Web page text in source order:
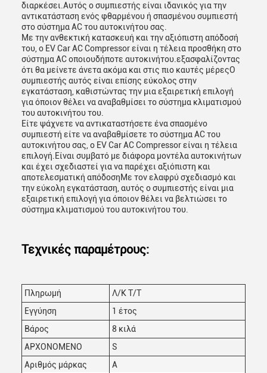
διαρκέσει.Αυτός ο συμπιεστής είναι ιδανικός για την
αντικατάσταση ενός φθαρμένου ή σπασμένου συμπιεστή
στο σύστημα AC του αυτοκινήτου σας.
Με την ανθεκτική κατασκευή και την αξιόπιστη απόδοσή
του, ο EV Car AC Compressor είναι η τέλεια προσθήκη στο
σύστημα AC οποιουδήποτε αυτοκινήτου.εξασφαλίζοντας
ότι θα μείνετε άνετα ακόμα και στις πιο καυτές μέρεςΟ
συμπιεστής αυτός είναι επίσης εύκολος στην
εγκατάσταση, καθιστώντας την μια εξαιρετική επιλογή
για όποιον θέλει να αναβαθμίσει το σύστημα κλιματισμού
του αυτοκινήτου του.
Είτε ψάχνετε να αντικαταστήσετε ένα σπασμένο
συμπιεστή είτε να αναβαθμίσετε το σύστημα AC του
αυτοκινήτου σας, ο EV Car AC Compressor είναι η τέλεια
επιλογή.Είναι συμβατό με διάφορα μοντέλα αυτοκινήτων
και έχει σχεδιαστεί για να παρέχει αξιόπιστη και
αποτελεσματική απόδοσηΜε τον ελαφρύ σχεδιασμό και
την εύκολη εγκατάσταση, αυτός ο συμπιεστής είναι μια
εξαιρετική επιλογή για όποιον θέλει να βελτιώσει το
σύστημα κλιματισμού του αυτοκινήτου του.
Τεχνικές παραμέτρους:
Πληρωμή
Λ/Κ Τ/Τ
Εγγύηση
1 έτος
Βάρος
8 κιλά
ΑΡΧΟΝΟΜΕΝΟ
S
Αριθμός μάρκας
Α